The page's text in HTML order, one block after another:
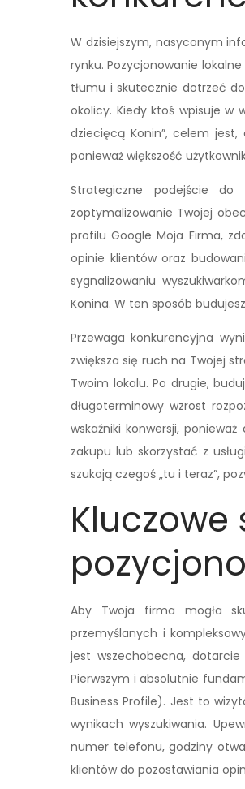
W dzisiejszym, nasyconym
rynku. Pozycjonowanie
tłumu i skutecznie dotrzeć
okolicy. Kiedy ktoś wpisuje w
dziecięcą Konin”, celem
ponieważ większość
Strategiczne podejście
zoptymalizowanie Twojej
profilu Google Moja Firma,
opinie klientów oraz
sygnalizowaniu
Konina. W ten sposób
Przewaga konkurencyjna
zwiększa się ruch na Twojej
Twoim lokalu. Po drugie,
długoterminowy wzrost
wskaźniki konwersji,
zakupu lub skorzystać z
szukają czegoś „tu i teraz”,
Aby Twoja firma mogła
przemyślanych i
jest wszechobecna, dotarcie
Pierwszym i absolutnie
Business Profile). Jest to
wynikach wyszukiwania.
numer telefonu, godziny
klientów do pozostawiania